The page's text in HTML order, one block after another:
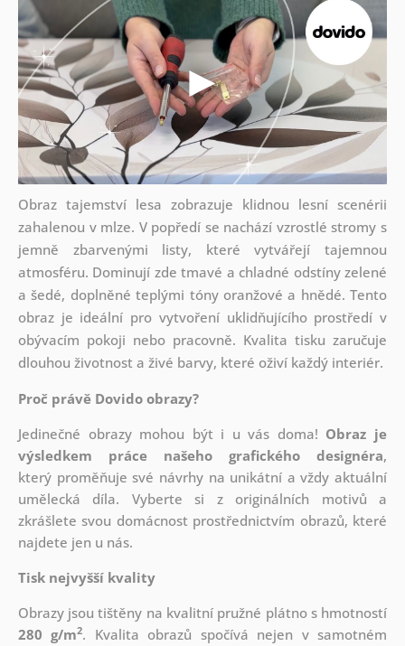
Obraz tajemství lesa zobrazuje klidnou lesní scenérii
zahalenou v mlze. V popředí se nachází vzrostlé stromy s
jemně zbarvenými listy, které vytvářejí tajemnou
atmosféru. Dominují zde tmavé a chladné odstíny zelené
a šedé, doplněné teplými tóny oranžové a hnědé. Tento
obraz je ideální pro vytvoření uklidňujícího prostředí v
obývacím pokoji nebo pracovně. Kvalita tisku zaručuje
dlouhou životnost a živé barvy, které oživí každý interiér.
Proč právě Dovido obrazy?
Jedinečné obrazy mohou být i u vás doma! Obraz je
výsledkem práce našeho grafického designéra,
který proměňuje své návrhy na unikátní a vždy aktuální
umělecká díla. Vyberte si z originálních motivů a
zkrášlete svou domácnost prostřednictvím obrazů, které
najdete jen u nás.
Tisk nejvyšší kvality
Obrazy jsou tištěny na kvalitní pružné plátno s hmotností
280 g/m2. Kvalita obrazů spočívá nejen v samotném